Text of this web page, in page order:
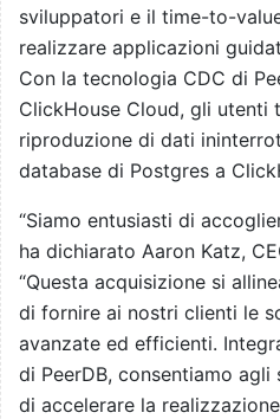
sviluppatori e il time-to-
realizzare applicazioni
Con la tecnologia CDC di
ClickHouse Cloud, gli utenti
riproduzione di dati
database di Postgres a
“Siamo entusiasti di
ha dichiarato Aaron Katz,
“Questa acquisizione si
di fornire ai nostri clienti le
avanzate ed efficienti.
di PeerDB, consentiamo
di accelerare la